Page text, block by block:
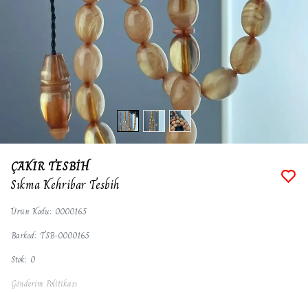
ÇAKIR TESBİH
Sıkma Kehribar Tesbih
Ürün Kodu: 0000165
Barkod: TSB-0000165
Stok: 0
Gönderim Politikası